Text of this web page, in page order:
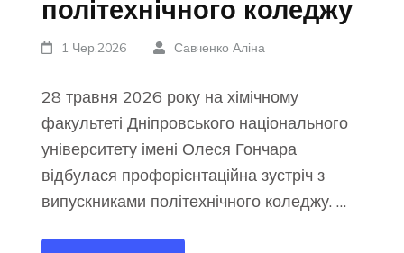
політехнічного коледжу
1 Чер,2026 Савченко Аліна
28 травня 2026 року на хімічному
факультеті Дніпровського національного
університету імені Олеся Гончара
відбулася профорієнтаційна зустріч з
випускниками політехнічного коледжу. …